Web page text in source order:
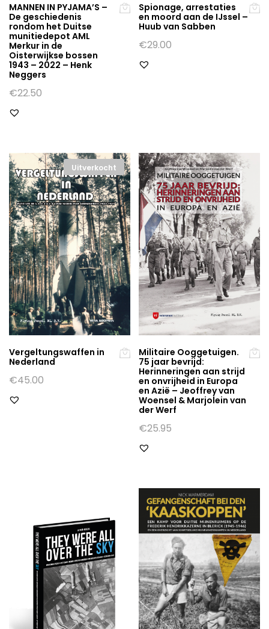
MANNEN IN PYJAMA’S –
De geschiedenis
rondom het Duitse
munitiedepot AML
Merkur in de
Oisterwijkse bossen
1943 – 2022 – Henk
Neggers
€22.50
Spionage, arrestaties
en moord aan de IJssel –
Huub van Sabben
€29.00
Uitverkocht
Vergeltungswaffen in
Nederland
€45.00
Militaire Ooggetuigen.
75 jaar bevrijd:
Herinneringen aan strijd
en onvrijheid in Europa
en Azië – Jeoffrey van
Woensel & Marjolein van
der Werf
€25.95